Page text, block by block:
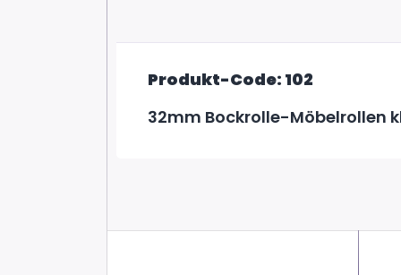
Produkt-Code: 102
32mm Bockrolle-Möbelrollen